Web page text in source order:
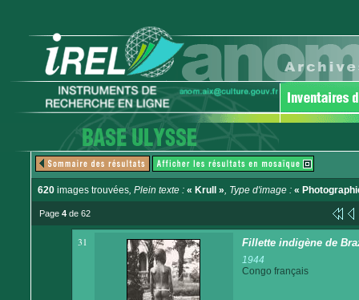
620 images trouvées, Plein texte : « Krull », Type d'image : «
Page 4 de 62
31 Fillette indigène de
1944
Congo français